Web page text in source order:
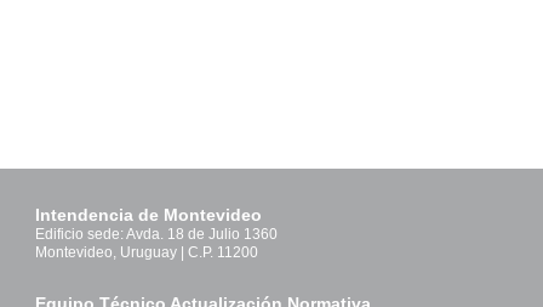
Intendencia de Montevideo
Edificio sede: Avda. 18 de Julio 1360
Montevideo, Uruguay | C.P. 11200